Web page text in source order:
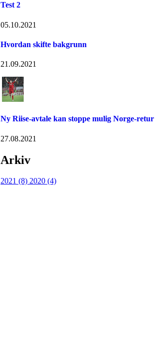
Test 2
05.10.2021
Hvordan skifte bakgrunn
21.09.2021
Ny Riise-avtale kan stoppe mulig Norge-retur
27.08.2021
Arkiv
2021 (8) 2020 (4)